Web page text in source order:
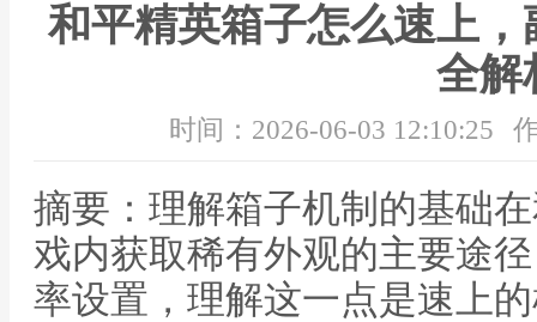
和平精英箱子怎么速上
全解
时间：2026-06-03 12:10:25
摘要：理解箱子机制的基础
戏内获取稀有外观的主要途
率设置，理解这一点是速上